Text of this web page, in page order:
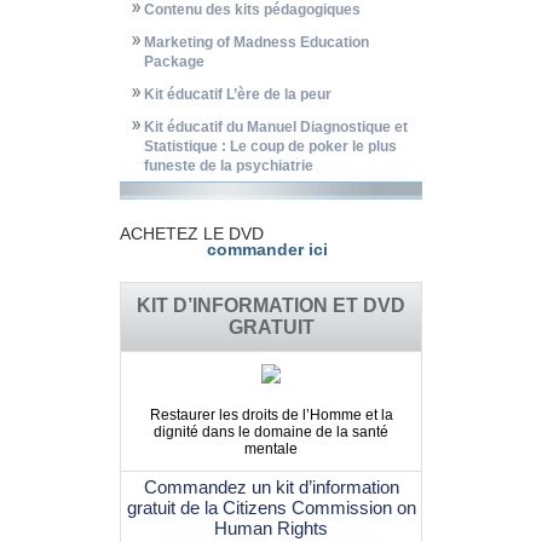
Contenu des kits pédagogiques
Marketing of Madness Education
Package
Kit éducatif L’ère de la peur
Kit éducatif du Manuel Diagnostique et
Statistique : Le coup de poker le plus
funeste de la psychiatrie
ACHETEZ LE DVD
commander ici
KIT D’INFORMATION ET DVD
GRATUIT
Restaurer les droits de l’Homme et la
dignité dans le domaine de la santé
mentale
Commandez un kit d’information
gratuit de la Citizens Commission on
Human Rights